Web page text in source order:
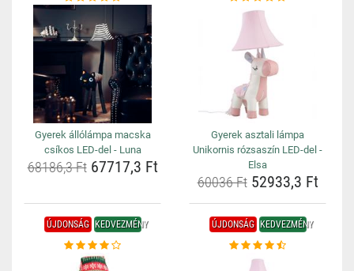
Gyerek állólámpa macska
csíkos LED-del - Luna
68186,3 Ft67717,3 Ft
Gyerek asztali lámpa
Unikornis rózsaszín LED-del -
Elsa
60036 Ft52933,3 Ft
ÚJDONSÁG KEDVEZMÉNY ÚJDONSÁG KEDVEZMÉNY